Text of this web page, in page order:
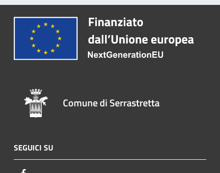
Comune di Serrastretta
SEGUICI SU